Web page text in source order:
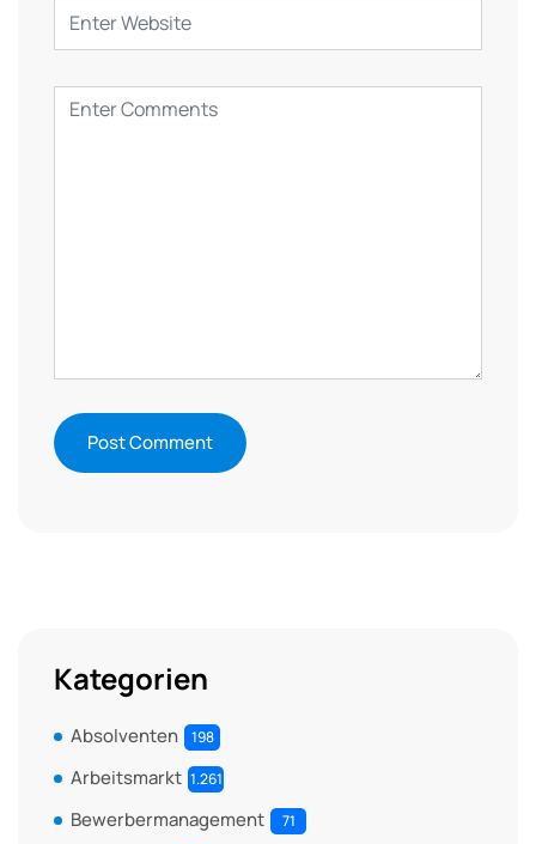
Kategorien
Absolventen 198
Arbeitsmarkt 1.261
Bewerbermanagement 71